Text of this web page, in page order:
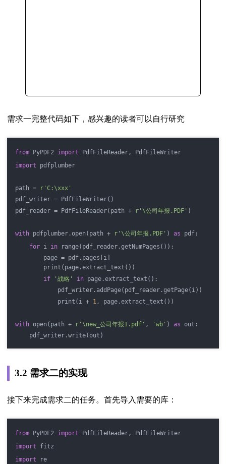
需求一完整代码如下，感兴趣的读者可以自行研究
from PyPDF2 import PdfFileReader, PdfFileWriter
import pdfplumber
path =
r'C:\xxx'
pdf_writer = PdfFileWriter()
pdf_reader = PdfFileReader(path +
r'\公司年报.PDF' )
with pdfplumber.open(path + r'\公司年报.PDF' ) as pdf:
for i in range(pdf_reader.getNumPages()):
page = pdf.pages[i]
print(page.extract_text())
if
'战略' in page.extract_text():
pdf_writer.addPage(pdf_reader.getPage(i))
print(i + 1, page.extract_text())
with open(path + r'\new_公司年报1.pdf' , 'wb' ) as out:
pdf_writer.write(out)
3.2 需求二的实现
接下来完成需求二的任务。首先导入需要的库：
from PyPDF2 import PdfFileReader, PdfFileWriter
import fitz
import re